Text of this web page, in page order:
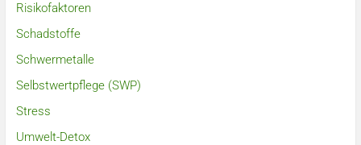
Risikofaktoren
Schadstoffe
Schwermetalle
Selbstwertpflege (SWP)
Stress
Umwelt-Detox